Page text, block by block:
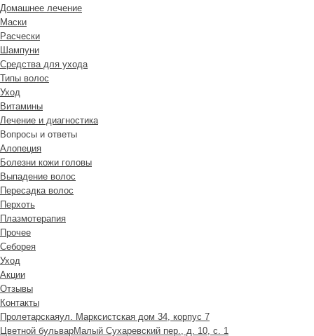
Домашнее лечение
Маски
Расчески
Шампуни
Средства для ухода
Типы волос
Уход
Витамины
Лечение и диагностика
Вопросы и ответы
Алопеция
Болезни кожи головы
Выпадение волос
Пересадка волос
Перхоть
Плазмотерапия
Прочее
Себорея
Уход
Акции
Отзывы
Контакты
Пролетарскаяул. Марксистская дом 34, корпус 7
Цветной бульварМалый Сухаревский пер., д. 10, с. 1